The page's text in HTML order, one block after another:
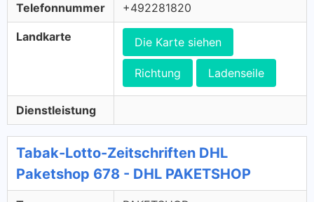
Telefonnummer +492281820
Landkarte Die Karte siehen
Richtung Ladenseile
Dienstleistung
Tabak-Lotto-Zeitschriften DHL
Paketshop 678 - DHL PAKETSHOP